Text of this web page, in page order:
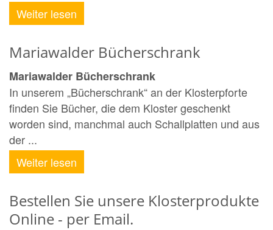
Weiter lesen
Mariawalder Bücherschrank
Mariawalder Bücherschrank
In unserem „Bücherschrank“ an der Klosterpforte
finden Sie Bücher, die dem Kloster geschenkt
worden sind, manchmal auch Schallplatten und aus
der ...
Weiter lesen
Bestellen Sie unsere Klosterprodukte
Online - per Email.